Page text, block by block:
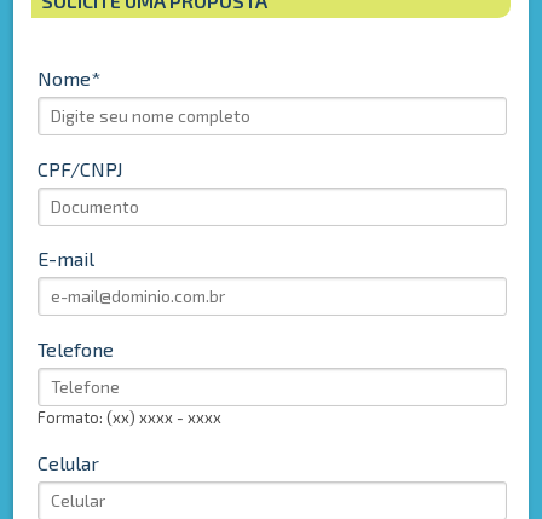
Nome
CPF/CNPJ
E-mail
Telefone
Formato: (xx) xxxx - xxxx
Celular